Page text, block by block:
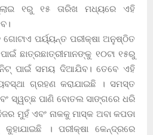
୧ରୁ ୧୫ ତାରିଖ ମଧ୍ୟରେ ଏହି
ଗୋଟାଏ ପର୍ୟ୍ୟନ୍ତ ପରୀକ୍ଷା ଅନୁଷ୍ଠିତ
ଛାତ୍ରଛାତ୍ରୀମାନଙ୍କୁ ୧୦ଟା ୧୫ରୁ
ପାଇଁ ସମୟ ଦିଆଯିବ। ତେବେ ଏହି
ଗ୍ରହଣ କରାଯାଇଛି । ସମସ୍ତ
ସ୍ୱଚ୍ଛ ପାଣି ବୋତଲ ସାଙ୍ଗରେ ଧରି
ମୁହଁ ଏବଂ ନାକକୁ ମାସ୍କ ଅବା କପଡା
କୁହାଯାଇଛି । ପରୀକ୍ଷା କେନ୍ଦ୍ରରେ